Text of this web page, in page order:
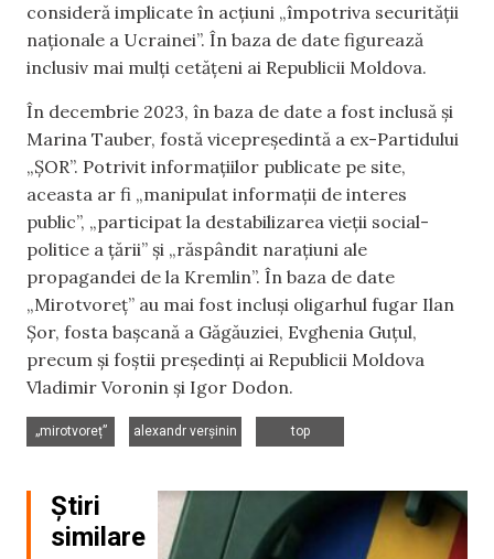
consideră implicate în acțiuni „împotriva securității
naționale a Ucrainei”. În baza de date figurează
inclusiv mai mulți cetățeni ai Republicii Moldova.
În decembrie 2023, în baza de date a fost inclusă și
Marina Tauber, fostă vicepreședintă a ex-Partidului
„ȘOR”. Potrivit informațiilor publicate pe site,
aceasta ar fi „manipulat informații de interes
public”, „participat la destabilizarea vieții social-
politice a țării” și „răspândit narațiuni ale
propagandei de la Kremlin”. În baza de date
„Mirotvoreț” au mai fost incluși oligarhul fugar Ilan
Șor, fosta bașcană a Găgăuziei, Evghenia Guțul,
precum și foștii președinți ai Republicii Moldova
Vladimir Voronin și Igor Dodon.
„mirotvoreț”
alexandr verșinin
top
Știri
similare